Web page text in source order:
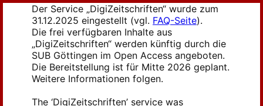
Der Service „DigiZeitschriften“ wurde zum
31.12.2025 eingestellt (vgl. FAQ-Seite).
Die frei verfügbaren Inhalte aus
„DigiZeitschriften“ werden künftig durch die
SUB Göttingen im Open Access angeboten.
Die Bereitstellung ist für Mitte 2026 geplant.
Weitere Informationen folgen.
The ‘DigiZeitschriften’ service was